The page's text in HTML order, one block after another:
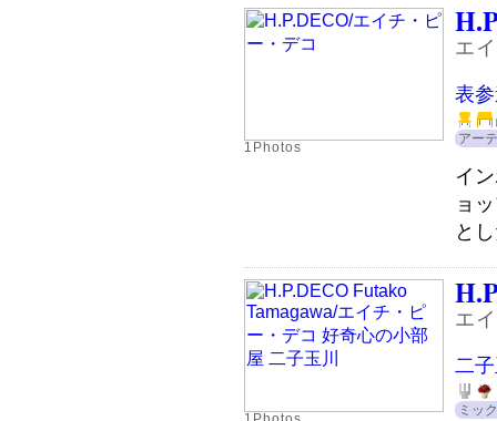
1Photos
エ
表
アー
イ
ョ
と
エ
二
ミッ